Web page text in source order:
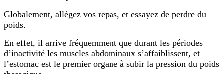
Globalement, allégez vos repas, et essayez de perdre du
poids.
En effet, il arrive fréquemment que durant les périodes
d’inactivité les muscles abdominaux s’affaiblissent, et
l’estomac est le premier organe à subir la pression du poids